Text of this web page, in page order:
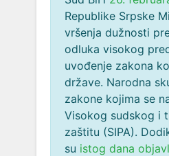
Republike Srpske
vršenja dužnosti
odluka visokog
uvođenje zakona
države. Narodna
zakone kojima se
Visokog sudskog i
zaštitu (SIPA).
su istog dana